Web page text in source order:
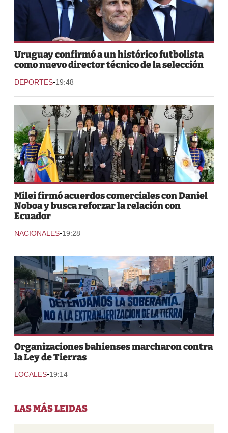
Uruguay confirmó a un histórico futbolista
como nuevo director técnico de la selección
DEPORTES-19:48
Milei firmó acuerdos comerciales con Daniel
Noboa y busca reforzar la relación con
Ecuador
NACIONALES-19:28
Organizaciones bahienses marcharon contra
la Ley de Tierras
LOCALES-19:14
LAS MÁS LEIDAS